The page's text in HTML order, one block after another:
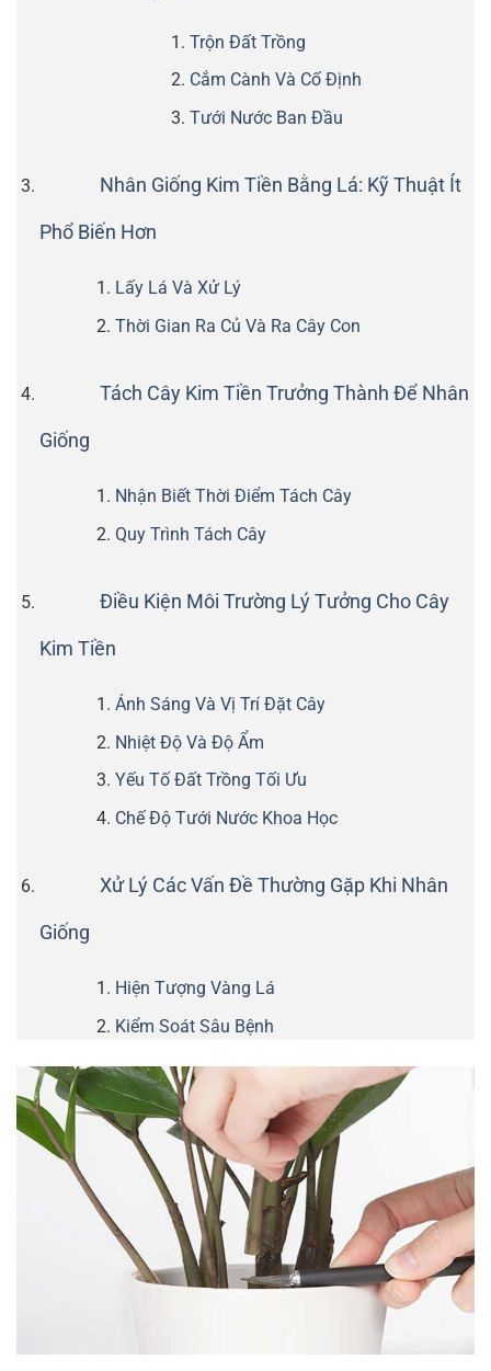
Trộn Đất Trồng
Cắm Cành Và Cố Định
Tưới Nước Ban Đầu
Nhân Giống Kim Tiền Bằng Lá: Kỹ Thuật Ít
Phổ Biến Hơn
Lấy Lá Và Xử Lý
Thời Gian Ra Củ Và Ra Cây Con
Tách Cây Kim Tiền Trưởng Thành Để Nhân
Giống
Nhận Biết Thời Điểm Tách Cây
Quy Trình Tách Cây
Điều Kiện Môi Trường Lý Tưởng Cho Cây
Kim Tiền
Ánh Sáng Và Vị Trí Đặt Cây
Nhiệt Độ Và Độ Ẩm
Yếu Tố Đất Trồng Tối Ưu
Chế Độ Tưới Nước Khoa Học
Xử Lý Các Vấn Đề Thường Gặp Khi Nhân
Giống
Hiện Tượng Vàng Lá
Kiểm Soát Sâu Bệnh